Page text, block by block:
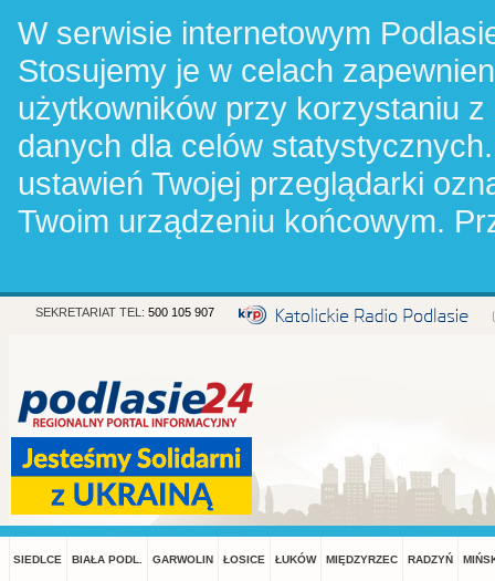
W serwisie internetowym
Stosujemy je w celach
użytkowników przy korzystaniu
danych dla celów
ustawień Twojej przeglądarki
Twoim urządzeniu końcowym.
SEKRETARIAT TEL: 500 105 907
SIEDLCE BIAŁA PODL. GARWOLIN ŁOSICE ŁUKÓW MIĘDZYRZEC RADZYŃ